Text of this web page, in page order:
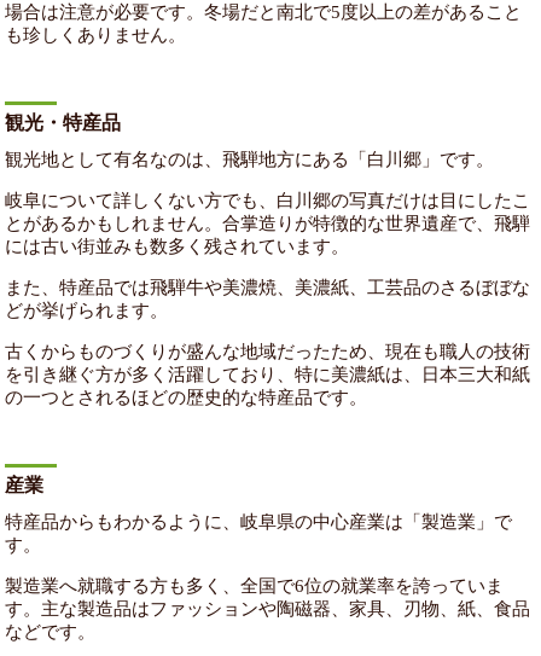
場合は注意が必要です。冬場だと南北で5度以上の差があること
も珍しくありません。
観光・特産品
観光地として有名なのは、飛騨地方にある「白川郷」です。
岐阜について詳しくない方でも、白川郷の写真だけは目にしたこ
とがあるかもしれません。合掌造りが特徴的な世界遺産で、飛騨
には古い街並みも数多く残されています。
また、特産品では飛騨牛や美濃焼、美濃紙、工芸品のさるぼぼな
どが挙げられます。
古くからものづくりが盛んな地域だったため、現在も職人の技術
を引き継ぐ方が多く活躍しており、特に美濃紙は、日本三大和紙
の一つとされるほどの歴史的な特産品です。
産業
特産品からもわかるように、岐阜県の中心産業は「製造業」で
す。
製造業へ就職する方も多く、全国で6位の就業率を誇っていま
す。主な製造品はファッションや陶磁器、家具、刃物、紙、食品
などです。